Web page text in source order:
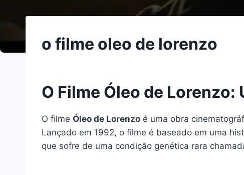
o filme oleo de lorenzo
O Filme Óleo de
O filme Óleo de Lorenzo é uma obra
Lançado em 1992, o filme é baseado em uma
que sofre de uma condição genética rara